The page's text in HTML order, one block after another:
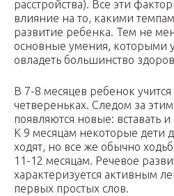
расстройства). Все эти
влияние на то, какими
развитие ребенка. Тем не
основные умения, которыми
овладеть большинство
В 7-8 месяцев ребенок учится
четвереньках. Следом за
появляются новые: вставать
К 9 месяцам некоторые дети
ходят, но все же обычно
11-12 месяцам. Речевое
характеризуется активным
первых простых слов.